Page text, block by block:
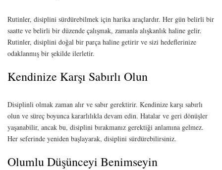
Rutinler, disiplini sürdürebilmek için harika araçlardır. Her gün belirli bir
saatte ve belirli bir düzende çalışmak, zamanla alışkanlık haline gelir.
Rutinler, disiplini doğal bir parça haline getirir ve sizi hedeflerinize
odaklanmış bir şekilde ilerletir.
Kendinize Karşı Sabırlı Olun
Disiplinli olmak zaman alır ve sabır gerektirir. Kendinize karşı sabırlı
olun ve süreç boyunca kararlılıkla devam edin. Hatalar ve geri dönüşler
yaşanabilir, ancak bu, disiplini bırakmanız gerektiği anlamına gelmez.
Her seferinde yeniden başlayarak, disiplini sürdürebilirsiniz.
Olumlu Düşünceyi Benimseyin